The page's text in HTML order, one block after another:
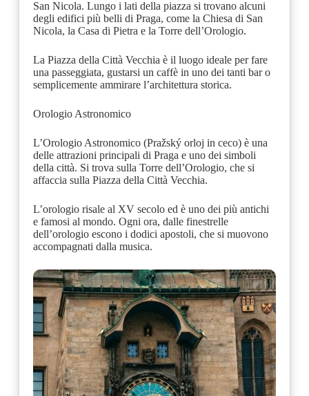
San Nicola. Lungo i lati della piazza si trovano alcuni
degli edifici più belli di Praga, come la Chiesa di San
Nicola, la Casa di Pietra e la Torre dell’Orologio.
La Piazza della Città Vecchia è il luogo ideale per fare
una passeggiata, gustarsi un caffè in uno dei tanti bar o
semplicemente ammirare l’architettura storica.
Orologio Astronomico
L’Orologio Astronomico (Pražský orloj in ceco) è una
delle attrazioni principali di Praga e uno dei simboli
della città. Si trova sulla Torre dell’Orologio, che si
affaccia sulla Piazza della Città Vecchia.
L’orologio risale al XV secolo ed è uno dei più antichi
e famosi al mondo. Ogni ora, dalle finestrelle
dell’orologio escono i dodici apostoli, che si muovono
accompagnati dalla musica.